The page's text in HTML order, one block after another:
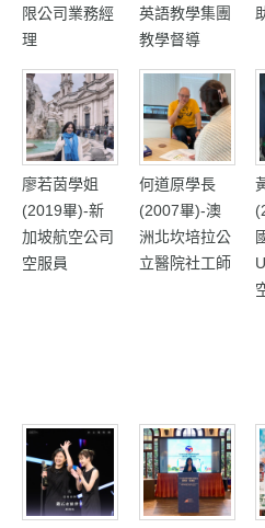
限公司業務經
理
英語教學集團
教學督導
廖若茵學姐
(2019畢)-新
加坡航空公司
空服員
何道原學長
(2007畢)-澳
洲北坎培拉公
立醫院社工師